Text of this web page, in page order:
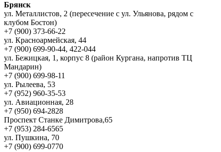
Брянск
ул. Металлистов, 2 (пересечение с ул. Ульянова, рядом с
клубом Бостон)
+7 (900) 373-66-22
ул. Красноармейская, 44
+7 (900) 699-90-44, 422-044
ул. Бежицкая, 1, корпус 8 (район Кургана, напротив ТЦ
Мандарин)
+7 (900) 699-98-11
ул. Рылеева, 53
+7 (952) 960-35-53
ул. Авиационная, 28
+7 (950) 694-2828
Проспект Станке Димитрова,65
+7 (953) 284-6565
ул. Пушкина, 70
+7 (900) 699-0770